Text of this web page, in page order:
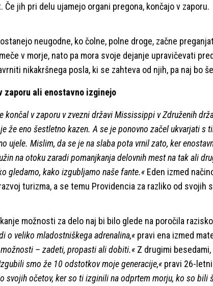
Če jih pri delu ujamejo organi pregona, končajo v zaporu.
neugodne, ko čolne, polne droge, začne
v morje, nato pa mora svoje dejanje upravičevati
nikakršnega posla, ki se zahteva od njih, pa naj bo
zaporu ali enostavno izginejo
končal v zaporu v zvezni državi Mississippi v Združenih
že eno šestletno kazen. A se je ponovno začel ukvarjati s
ujele. Mislim, da se je na slaba pota vrnil zato, ker
na otoku zaradi pomanjkanja delovnih mest na tak ali
gledamo, kako izgubljamo naše fante.« Eden izmed
turizma, a se temu Providencia za razliko od svojih
možnosti za delo naj bi bilo glede na poročila
o veliko mladostniškega adrenalina,« pravi ena izmed
– zadeti, propasti ali dobiti.« Z drugimi
smo že 10 odstotkov moje generacije,« pravi 26-
svojih očetov, ker so ti izginili na odprtem morju, ko so bili